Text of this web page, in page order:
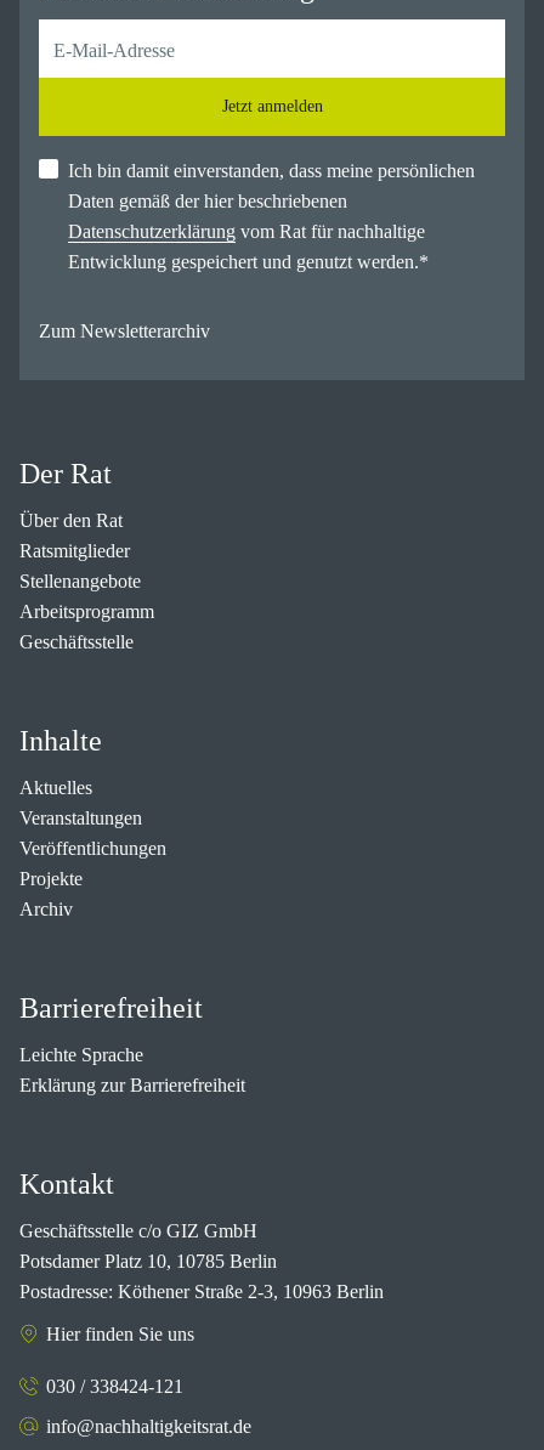
Jetzt anmelden
Ich bin damit einverstanden, dass meine persönlichen
Daten gemäß der hier beschriebenen
Datenschutzerklärung vom Rat für nachhaltige
Entwicklung gespeichert und genutzt werden.*
Zum Newsletterarchiv
Der Rat
Über den Rat
Ratsmitglieder
Stellenangebote
Arbeitsprogramm
Geschäftsstelle
Inhalte
Aktuelles
Veranstaltungen
Veröffentlichungen
Projekte
Archiv
Barrierefreiheit
Leichte Sprache
Erklärung zur Barrierefreiheit
Kontakt
Geschäftsstelle c/o GIZ GmbH
Potsdamer Platz 10, 10785 Berlin
Postadresse: Köthener Straße 2-3, 10963 Berlin
Hier finden Sie uns
030 / 338424-121
info@nachhaltigkeitsrat.de